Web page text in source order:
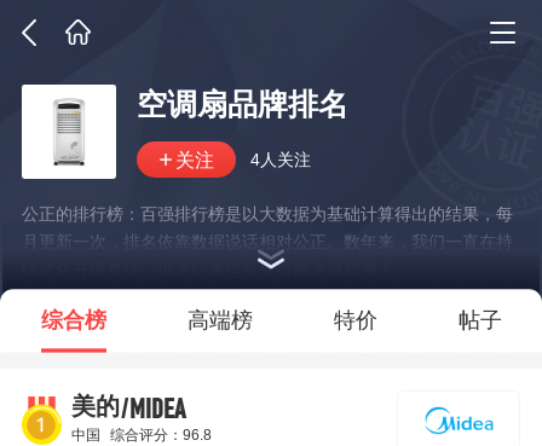
空调扇品牌排名
4人关注
公正的排行榜：百强排行榜是以大数据为基础计算得出的结果，每
月更新一次，排名依靠数据说话相对公正。数年来，我们一直在持
续优化升级算法，排名结果也会变得越来越精准！
*说明：仅展示部分数据
综合榜 高端榜 特价 帖子
美的/MIDEA
中国 综合评分：96.8